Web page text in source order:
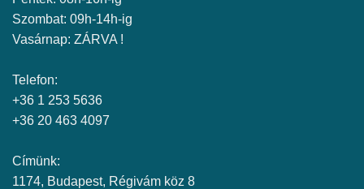
Szombat: 09h-14h-ig
Vasárnap: ZÁRVA !
Telefon:
+36 1 253 5636
+36 20 463 4097
Címünk:
1174, Budapest, Régivám köz 8